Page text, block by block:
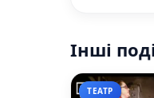
Інші
ТЕАТР